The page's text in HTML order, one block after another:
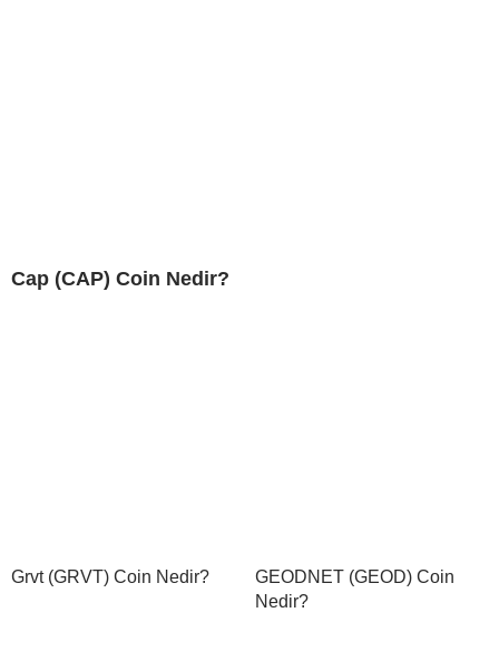
Cap (CAP) Coin Nedir?
Grvt (GRVT) Coin Nedir?
GEODNET (GEOD) Coin
Nedir?